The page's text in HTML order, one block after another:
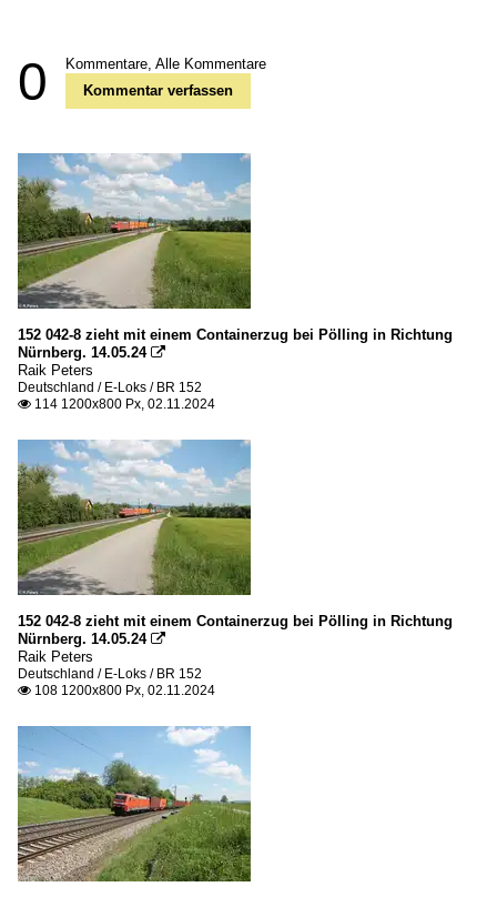
0 Kommentare, Alle Kommentare
Kommentar verfassen
152 042-8 zieht mit einem Containerzug bei Pölling in Richtung
Nürnberg. 14.05.24 
Raik Peters
Deutschland / E-Loks / BR 152
 114 1200x800 Px, 02.11.2024
152 042-8 zieht mit einem Containerzug bei Pölling in Richtung
Nürnberg. 14.05.24 
Raik Peters
Deutschland / E-Loks / BR 152
 108 1200x800 Px, 02.11.2024